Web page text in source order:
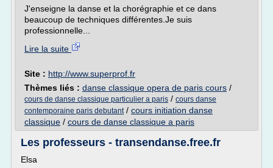
J'enseigne la danse et la chorégraphie et ce dans
beaucoup de techniques différentes.Je suis
professionnelle...
Lire la suite
Site : http://www.superprof.fr
Thèmes liés : danse classique opera de paris cours /
cours de danse classique particulier a paris / cours danse
contemporaine paris debutant/ cours initiation danse
classique / cours de danse classique a paris
Les professeurs - transendanse.free.fr
Elsa